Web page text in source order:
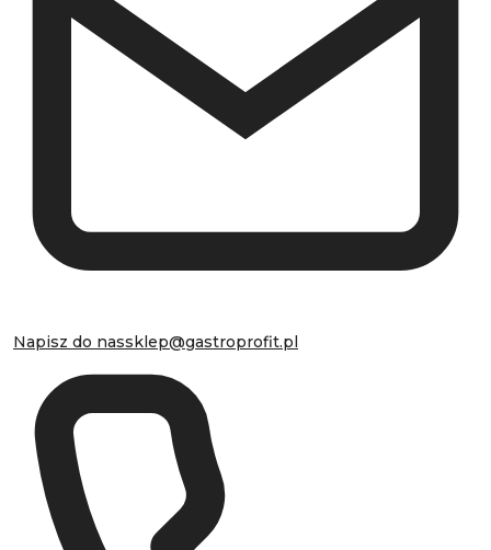
Napisz do nassklep@gastroprofit.pl